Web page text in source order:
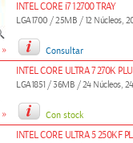
»
INTEL CORE i7 12700 TRAY
LGA1700 / 25MB / 12 Núcleos,
Consultar
»
INTEL CORE ULTRA 7 270K
LGA1851 / 36MB / 24 Núcleos,
Con stock
INTEL CORE ULTRA 5 250KF